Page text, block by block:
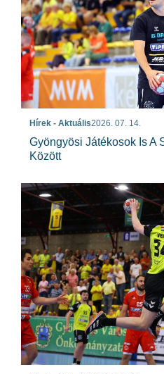
Hírek - Aktuális2026. 07. 14.
Gyöngyösi Játékosok Is A
Között